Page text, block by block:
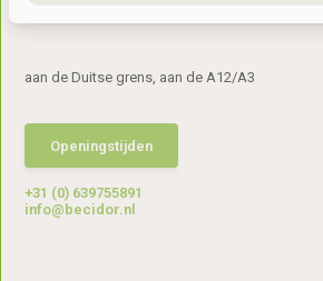
7041gx 's-Heerenberg
aan de Duitse grens, aan de A12/A3
Openingstijden
+31 (0) 639755891
info@becidor.nl